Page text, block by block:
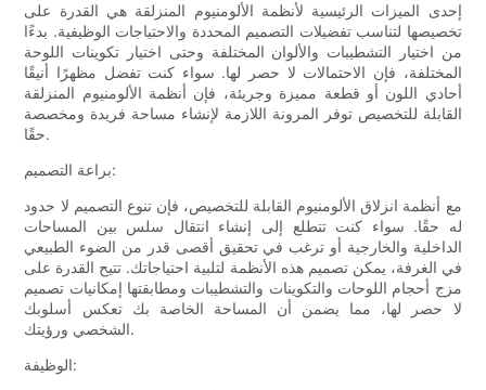
إحدى الميزات الرئيسية لأنظمة الألومنيوم المنزلقة هي القدرة على
تخصيصها لتناسب تفضيلات التصميم المحددة والاحتياجات الوظيفية. بدءًا
من اختيار التشطيبات والألوان المختلفة وحتى اختيار تكوينات اللوحة
المختلفة، فإن الاحتمالات لا حصر لها. سواء كنت تفضل مظهرًا أنيقًا
أحادي اللون أو قطعة مميزة وجريئة، فإن أنظمة الألومنيوم المنزلقة
القابلة للتخصيص توفر المرونة اللازمة لإنشاء مساحة فريدة ومخصصة
حقًا.
براعة التصميم:
مع أنظمة انزلاق الألومنيوم القابلة للتخصيص، فإن تنوع التصميم لا حدود
له حقًا. سواء كنت تتطلع إلى إنشاء انتقال سلس بين المساحات
الداخلية والخارجية أو ترغب في تحقيق أقصى قدر من الضوء الطبيعي
في الغرفة، يمكن تصميم هذه الأنظمة لتلبية احتياجاتك. تتيح القدرة على
مزج أحجام اللوحات والتكوينات والتشطيبات ومطابقتها إمكانيات تصميم
لا حصر لها، مما يضمن أن المساحة الخاصة بك تعكس أسلوبك
الشخصي ورؤيتك.
الوظيفة: